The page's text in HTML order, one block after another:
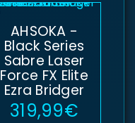
AHSOKA -
Black Series
Sabre Laser
Force FX Elite
Ezra Bridger
319,99€